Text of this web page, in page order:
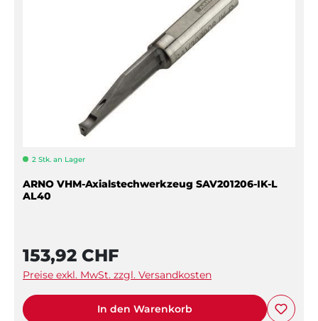
2 Stk. an Lager
ARNO VHM-Axialstechwerkzeug SAV201206-IK-L
AL40
153,92 CHF
Preise exkl. MwSt. zzgl. Versandkosten
In den Warenkorb